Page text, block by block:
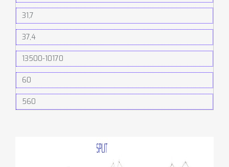
31,7
37,4
13500-10170
60
560